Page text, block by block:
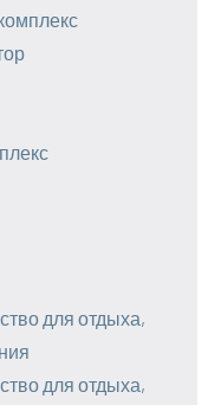
для отдыха,
для отдыха,